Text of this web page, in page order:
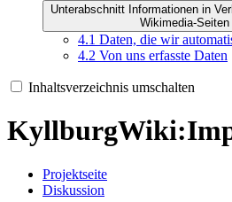
Unterabschnitt Informationen in
Wikimedia-
4.1 Daten, die wir
4.2 Von uns erfasste Daten
Inhaltsverzeichnis umschalten
KyllburgWiki:
Projektseite
Diskussion